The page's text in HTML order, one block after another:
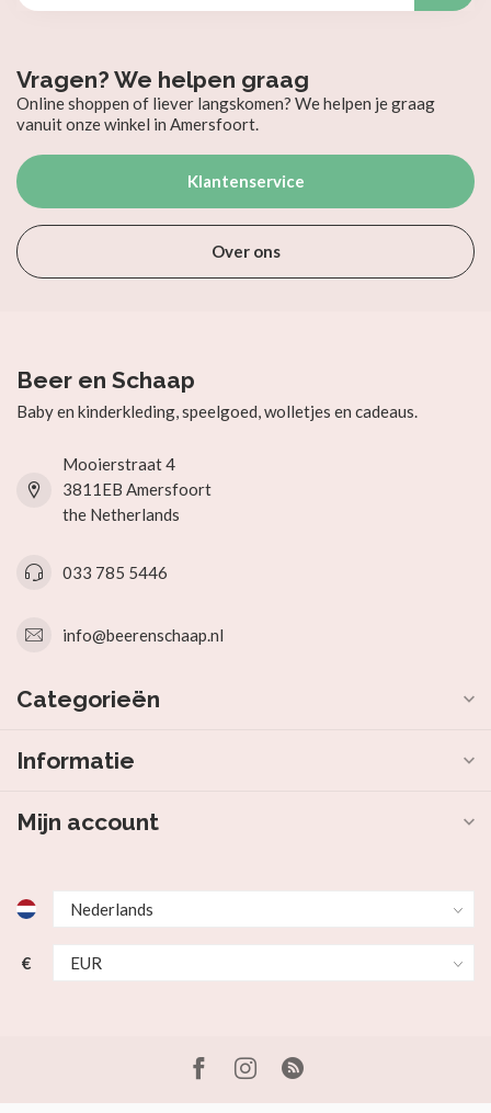
Vragen? We helpen graag
Online shoppen of liever langskomen? We helpen je graag
vanuit onze winkel in Amersfoort.
Klantenservice
Over ons
Beer en Schaap
Baby en kinderkleding, speelgoed, wolletjes en cadeaus.
Mooierstraat 4
3811EB Amersfoort
the Netherlands
033 785 5446
info@beerenschaap.nl
Categorieën
Informatie
Mijn account
€